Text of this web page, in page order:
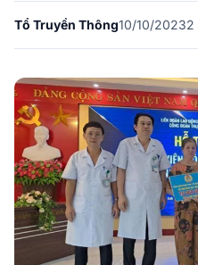
Tổ Truyền Thông10/10/20232